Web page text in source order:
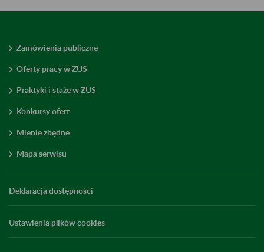
Zamówienia publiczne
Oferty pracy w ZUS
Praktyki i staże w ZUS
Konkursy ofert
Mienie zbędne
Mapa serwisu
Deklaracja dostępności
Ustawienia plików cookies